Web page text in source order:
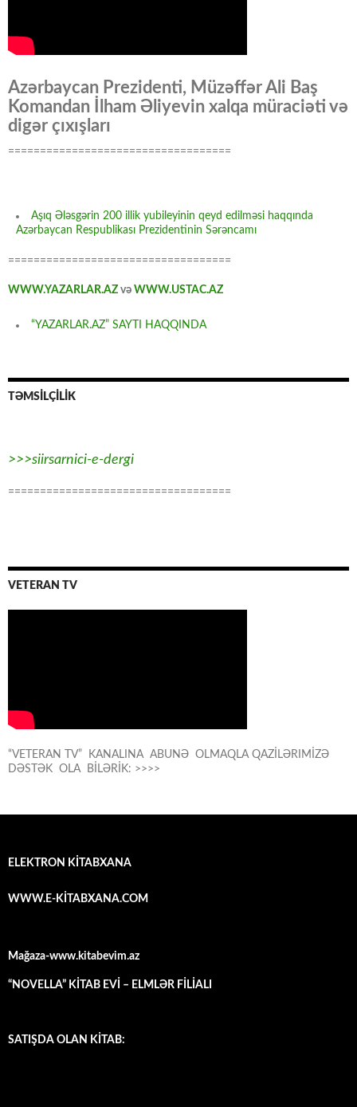
Azərbaycan Prezidenti, Müzəffər Ali Baş
Komandan İlham Əliyevin xalqa müraciəti və
digər çıxışları
===================================
Aşıq Ələsgərin 200 illik yubileyinin qeyd edilməsi haqqında
Azərbaycan Respublikası Prezidentinin Sərəncamı
===================================
WWW.YAZARLAR.AZ və WWW.USTAC.AZ
“YAZARLAR.AZ” SAYTI HAQQINDA
TƏMSİLÇİLİK
>>>siirsarnici-e-dergi
===================================
VETERAN TV
“VETERAN TV” KANALINA ABUNƏ OLMAQLA QAZİLƏRIMİZƏ
DƏSTƏK OLA BİLƏRİK: >>>>
ELEKTRON KİTABXANA
WWW.E-KİTABXANA.COM
Mağaza-www.kitabevim.az
“NOVELLA” KİTAB EVİ – ELMLƏR FİLİALI
SATIŞDA OLAN KİTAB: